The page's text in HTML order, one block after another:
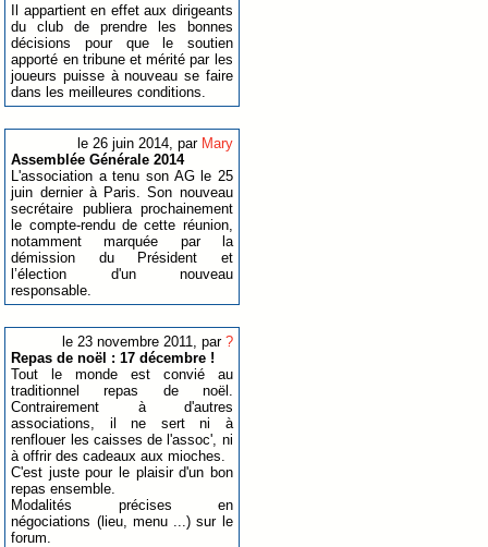
Il appartient en effet aux dirigeants
du club de prendre les bonnes
décisions pour que le soutien
apporté en tribune et mérité par les
joueurs puisse à nouveau se faire
dans les meilleures conditions.
le 26 juin 2014, par Mary
Assemblée Générale 2014
L'association a tenu son AG le 25
juin dernier à Paris. Son nouveau
secrétaire publiera prochainement
le compte-rendu de cette réunion,
notamment marquée par la
démission du Président et
l’élection d'un nouveau
responsable.
le 23 novembre 2011, par ?
Repas de noël : 17 décembre !
Tout le monde est convié au
traditionnel repas de noël.
Contrairement à d'autres
associations, il ne sert ni à
renflouer les caisses de l'assoc', ni
à offrir des cadeaux aux mioches.
C'est juste pour le plaisir d'un bon
repas ensemble.
Modalités précises en
négociations (lieu, menu ...) sur le
forum.